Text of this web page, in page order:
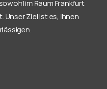
im Raum Frankfurt
Unser Ziel ist es, Ihnen